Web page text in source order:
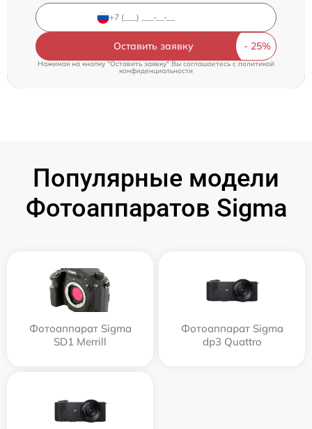
Оставить заявку
Нажимая на кнопку "Оставить заявку" Вы соглашаетесь cполитикой
конфиденциальности
Популярные модели
Фотоаппаратов Sigma
Фотоаппарат Sigma
SD1 Merrill
Фотоаппарат Sigma
dp3 Quattro